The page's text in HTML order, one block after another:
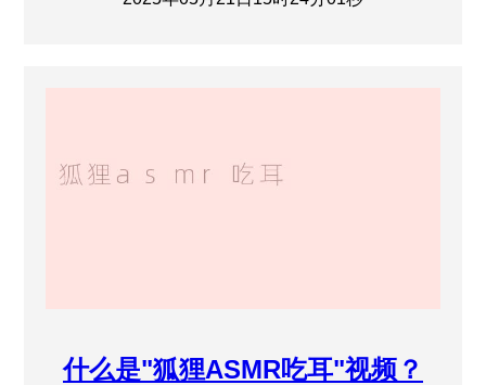
什么是"狐狸ASMR吃耳"视频？